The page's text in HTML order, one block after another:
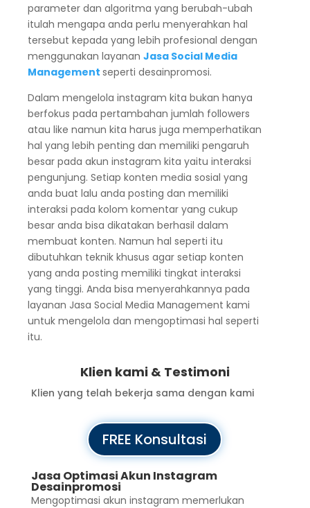
parameter dan algoritma yang berubah-ubah
itulah mengapa anda perlu menyerahkan hal
tersebut kepada yang lebih profesional dengan
menggunakan layanan Jasa Social Media
Management seperti desainpromosi.
Dalam mengelola instagram kita bukan hanya
berfokus pada pertambahan jumlah followers
atau like namun kita harus juga memperhatikan
hal yang lebih penting dan memiliki pengaruh
besar pada akun instagram kita yaitu interaksi
pengunjung. Setiap konten media sosial yang
anda buat lalu anda posting dan memiliki
interaksi pada kolom komentar yang cukup
besar anda bisa dikatakan berhasil dalam
membuat konten. Namun hal seperti itu
dibutuhkan teknik khusus agar setiap konten
yang anda posting memiliki tingkat interaksi
yang tinggi. Anda bisa menyerahkannya pada
layanan Jasa Social Media Management kami
untuk mengelola dan mengoptimasi hal seperti
itu.
Klien kami & Testimoni
Klien yang telah bekerja sama dengan kami
FREE Konsultasi
Jasa Optimasi Akun Instagram
Desainpromosi
Mengoptimasi akun instagram memerlukan